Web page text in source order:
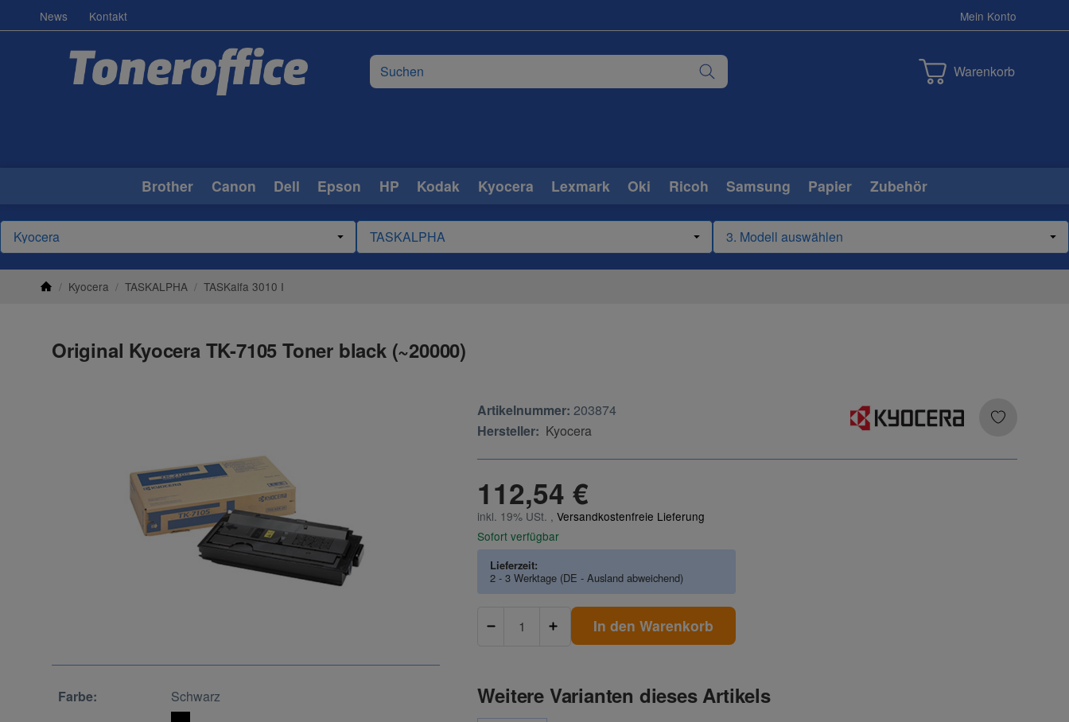
News Kontakt Mein Konto
Warenkorb
Brother Canon Dell Epson HP Kodak Kyocera Lexmark Oki Ricoh Samsung Papier Zubehör
/ Kyocera / TASKALPHA / TASKalfa 3010 I
Original Kyocera TK-7105 Toner black (~20000)
Farbe: Schwarz
Artikelnummer: 203874
Hersteller: Kyocera
112,54 €
inkl. 19% USt. ,Versandkostenfreie Lieferung
Sofort verfügbar
Lieferzeit:
2 - 3 Werktage (DE - Ausland abweichend)
In den Warenkorb
Weitere Varianten dieses Artikels